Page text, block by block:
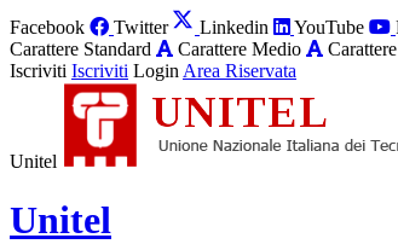
Facebook Twitter Linkedin YouTube
Carattere Standard
Carattere Medio
Iscriviti Iscriviti Login Area Riservata
Unitel
Unitel